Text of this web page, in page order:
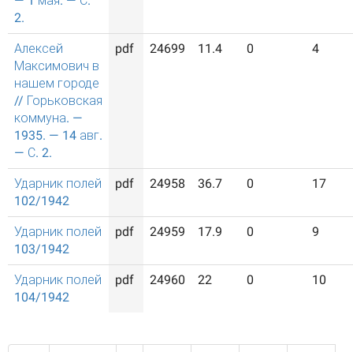
2.
Алексей
Максимович в
нашем городе
// Горьковская
коммуна. —
1935. — 14 авг.
— С. 2.
pdf 24699 11.4 0 4
Ударник полей
102/1942
pdf 24958 36.7 0 17
Ударник полей
103/1942
pdf 24959 17.9 0 9
Ударник полей
104/1942
pdf 24960 22 0 10